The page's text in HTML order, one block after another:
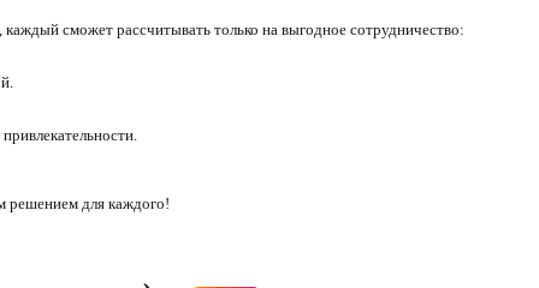
сможет рассчитывать только на выгодное сотрудничество:
решением для каждого!